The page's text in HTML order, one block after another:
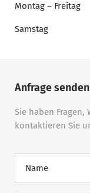
Montag – Freitag
Samstag
Anfrage senden
Sie haben Fragen,
kontaktieren Sie
Name